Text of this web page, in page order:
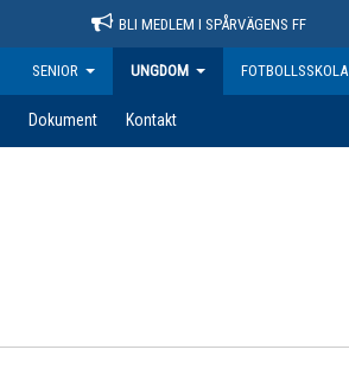
BLI MEDLEM I SPÅRVÄGENS FF
SENIOR UNGDOM FOTBOLLSSKOLA
Dokument Kontakt